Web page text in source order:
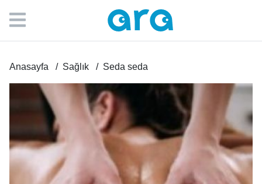
Anasayfa Sağlık Seda seda